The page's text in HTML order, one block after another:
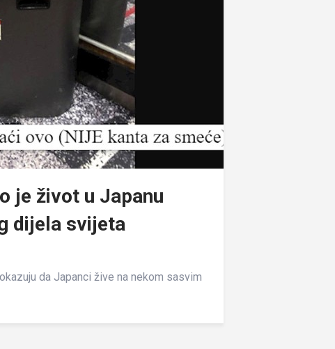
je život u Japanu
dijela svijeta
da Japanci žive na nekom sasvim